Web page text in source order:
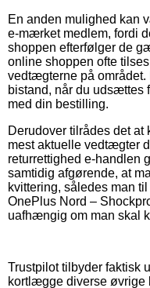
En anden mulighed kan
e-mærket medlem, fordi
shoppen efterfølger de
online shoppen ofte
vedtægterne på området.
bistand, når du udsættes
med din bestilling.
Derudover tilrådes det
mest aktuelle vedtægter
returrettighed e-handlen
samtidig afgørende, at
kvittering, således man
OnePlus Nord –
uafhængig om man skal
Trustpilot tilbyder faktisk
kortlægge diverse øvrige